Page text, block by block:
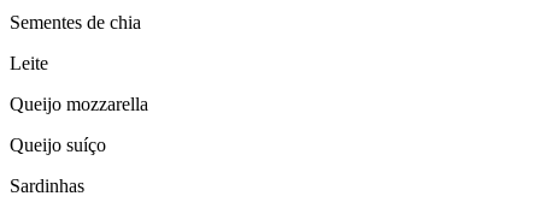
Sementes de chia
Leite
Queijo mozzarella
Queijo suíço
Sardinhas